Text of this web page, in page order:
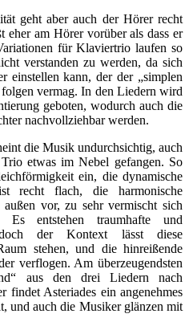
geht aber auch der Hörer recht
am Hörer vorüber als dass er
für Klaviertrio laufen so
verstanden zu werden, da sich
einstellen kann, der der „simplen
vermag. In den Liedern wird
geboten, wodurch auch die
nachvollziehbar werden.
die Musik undurchsichtig, auch
etwas im Nebel gefangen. So
ein, die dynamische
recht flach, die harmonische
vor, zu sehr vermischt sich
Es entstehen traumhafte und
doch der Kontext lässt diese
stehen, und die hinreißende
verflogen. Am überzeugendsten
aus den drei Liedern nach
Asteriades ein angenehmes
und auch die Musiker glänzen mit